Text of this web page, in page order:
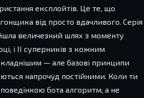
експлойтів. Це те, що
від просто вдачливого. Серія
величезний шлях з моменту
і ІІ суперників з кожним
— але базові принципи
напрочуд постійними. Коли ти
бота алгоритм, а не